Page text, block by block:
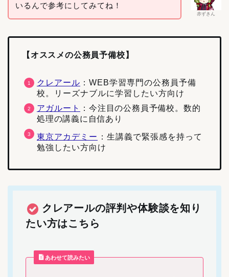
赤ずきん
いるんで参考にしてみてね！
【オススメの公務員予備校】
クレアール ：WEB学習専門の公務員予備
校。リーズナブルに学習したい方向け
アガルート
： 今注目の公務員予備校。数的
処理の講義に自信あり
東京アカデミー ：生講義で緊張感を持って
勉強したい方向け
クレアールの評判や体験談を知り
たい方はこちら
あわせて読みたい